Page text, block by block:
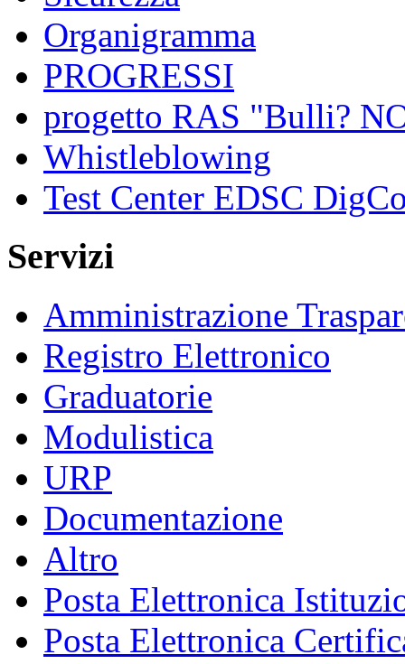
Organigramma
PROGRESSI
progetto RAS "Bulli?
Whistleblowing
Test Center EDSC
Servizi
Amministrazione
Registro Elettronico
Graduatorie
Modulistica
URP
Documentazione
Altro
Posta Elettronica
Posta Elettronica